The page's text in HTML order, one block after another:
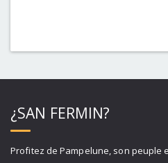
¿SAN FERMIN?
Profitez de Pampelune, son peuple